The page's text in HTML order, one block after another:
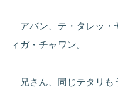
アバン、テ・タレッ・
ィガ・チャワン。
兄さん、同じテタリも